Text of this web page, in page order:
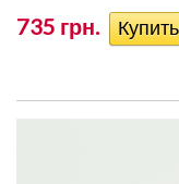
735 грн.